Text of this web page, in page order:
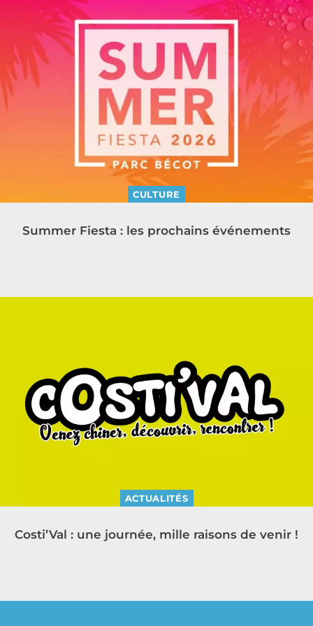
CULTURE
Summer Fiesta : les prochains événements
ACTUALITÉS
Costi’Val : une journée, mille raisons de venir !